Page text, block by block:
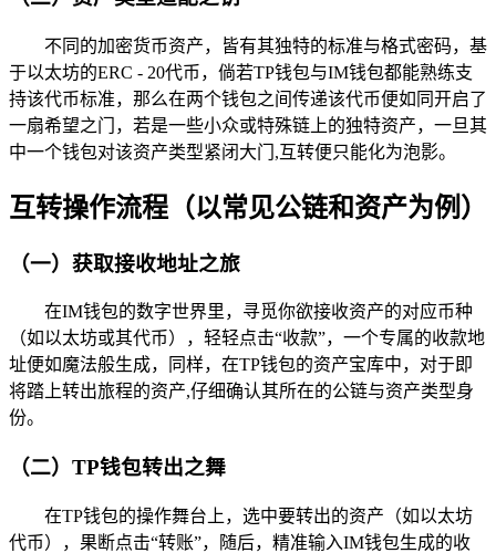
不同的加密货币资产，皆有其独特的标准与格式密码，基
于以太坊的ERC - 20代币，倘若TP钱包与IM钱包都能熟练支
持该代币标准，那么在两个钱包之间传递该代币便如同开启了
一扇希望之门，若是一些小众或特殊链上的独特资产，一旦其
中一个钱包对该资产类型紧闭大门,互转便只能化为泡影。
互转操作流程（以常见公链和资产为例）
（一）获取接收地址之旅
在IM钱包的数字世界里，寻觅你欲接收资产的对应币种
（如以太坊或其代币），轻轻点击“收款”，一个专属的收款地
址便如魔法般生成，同样，在TP钱包的资产宝库中，对于即
将踏上转出旅程的资产,仔细确认其所在的公链与资产类型身
份。
（二）TP钱包转出之舞
在TP钱包的操作舞台上，选中要转出的资产（如以太坊
代币），果断点击“转账”，随后，精准输入IM钱包生成的收